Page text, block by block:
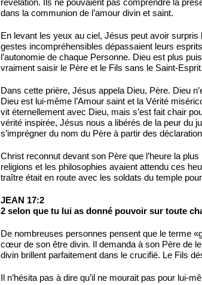
révélation. Ils ne pouvaient pas comprendre la
dans la communion de l’amour divin et saint.
En levant les yeux au ciel, Jésus peut avoir surpris
gestes incompréhensibles dépassaient leurs
l’autonomie de chaque Personne. Dieu est plus
vraiment saisir le Père et le Fils sans le Saint-Esprit.
Dans cette prière, Jésus appela Dieu, Père. Dieu
Dieu est lui-même l’Amour saint et la Vérité
vit éternellement avec Dieu, mais s’est fait chair
vérité inspirée, Jésus nous a libérés de la peur du
s’imprégner du nom du Père à partir des
Christ reconnut devant son Père que l’heure la
religions et les philosophies avaient attendu ces
traître était en route avec les soldats du temple
JEAN 17:2
2 selon que tu lui as donné pouvoir sur toute
De nombreuses personnes pensent que le terme
cœur de son être divin. Il demanda à son Père de
divin brillent parfaitement dans le crucifié. Le Fils
Il n’hésita pas à dire qu’il ne mourait pas pour lui-